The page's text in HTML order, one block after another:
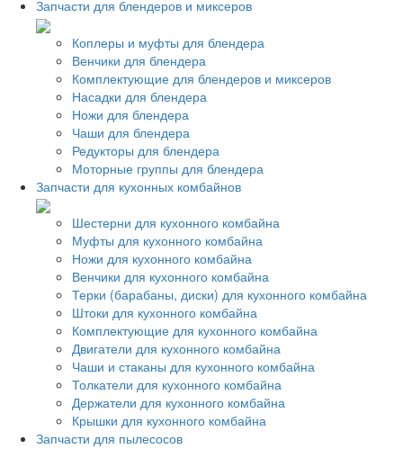
Запчасти для блендеров и миксеров
Коплеры и муфты для блендера
Венчики для блендера
Комплектующие для блендеров и миксеров
Насадки для блендера
Ножи для блендера
Чаши для блендера
Редукторы для блендера
Моторные группы для блендера
Запчасти для кухонных комбайнов
Шестерни для кухонного комбайна
Муфты для кухонного комбайна
Ножи для кухонного комбайна
Венчики для кухонного комбайна
Терки (барабаны, диски) для кухонного комбайна
Штоки для кухонного комбайна
Комплектующие для кухонного комбайна
Двигатели для кухонного комбайна
Чаши и стаканы для кухонного комбайна
Толкатели для кухонного комбайна
Держатели для кухонного комбайна
Крышки для кухонного комбайна
Запчасти для пылесосов